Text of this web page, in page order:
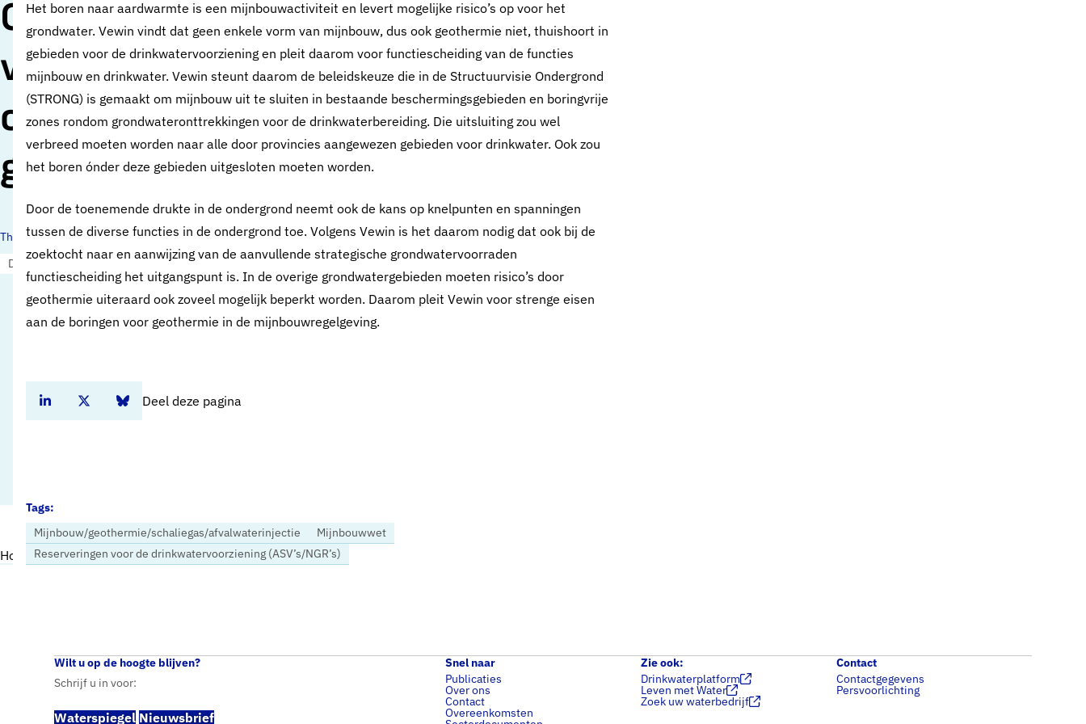
Geothermie zorgt
voor stevige toetsing
op risico’s voor
grondwater
Thema's:
Drinkwaterbronnen en ondergrond
Energie en circulaire economie
Home Nieuws Toezichtarrangement Geothermie zorgt voor stevige toetsing op risico’s voor grondwater
Het boren naar aardwarmte is een mijnbouwactiviteit en levert mogelijke risico’s op voor het
grondwater. Vewin vindt dat geen enkele vorm van mijnbouw, dus ook geothermie niet, thuishoort in
gebieden voor de drinkwatervoorziening en pleit daarom voor functiescheiding van de functies
mijnbouw en drinkwater. Vewin steunt daarom de beleidskeuze die in de Structuurvisie Ondergrond
(STRONG) is gemaakt om mijnbouw uit te sluiten in bestaande beschermingsgebieden en boringvrije
zones rondom grondwateronttrekkingen voor de drinkwaterbereiding. Die uitsluiting zou wel
verbreed moeten worden naar alle door provincies aangewezen gebieden voor drinkwater. Ook zou
het boren ónder deze gebieden uitgesloten moeten worden.
Door de toenemende drukte in de ondergrond neemt ook de kans op knelpunten en spanningen
tussen de diverse functies in de ondergrond toe. Volgens Vewin is het daarom nodig dat ook bij de
zoektocht naar en aanwijzing van de aanvullende strategische grondwatervoorraden
functiescheiding het uitgangspunt is. In de overige grondwatergebieden moeten risico’s door
geothermie uiteraard ook zoveel mogelijk beperkt worden. Daarom pleit Vewin voor strenge eisen
aan de boringen voor geothermie in de mijnbouwregelgeving.
Deel deze pagina
Deel dit artikel op Linkedin
Deel dit artikel op Twitter
Deel dit artikel op Bluesky
Tags:
Mijnbouw/geothermie/schaliegas/afvalwaterinjectie
Mijnbouwwet
Reserveringen voor de drinkwatervoorziening (ASV’s/NGR’s)
Wilt u op de hoogte blijven?
Schrijf u in voor:
Waterspiegel Nieuwsbrief
Snel naar
Publicaties
Over ons
Contact
Overeenkomsten
Zie ook:
Drinkwaterplatform
Leven met Water
Zoek uw waterbedrijf
Contact
Contactgegevens
Persvoorlichting